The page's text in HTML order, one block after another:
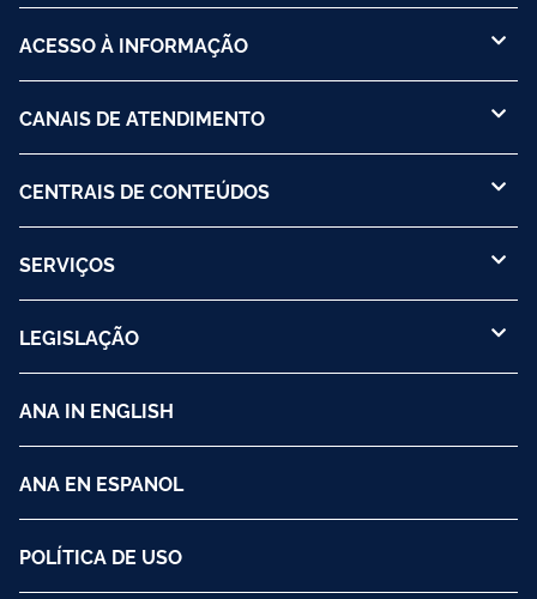
ACESSO À INFORMAÇÃO
CANAIS DE ATENDIMENTO
CENTRAIS DE CONTEÚDOS
SERVIÇOS
LEGISLAÇÃO
ANA IN ENGLISH
ANA EN ESPANOL
POLÍTICA DE USO